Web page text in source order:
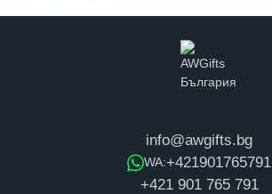
info@awgifts.bg
WA:+421901765791
+421 901 765 791